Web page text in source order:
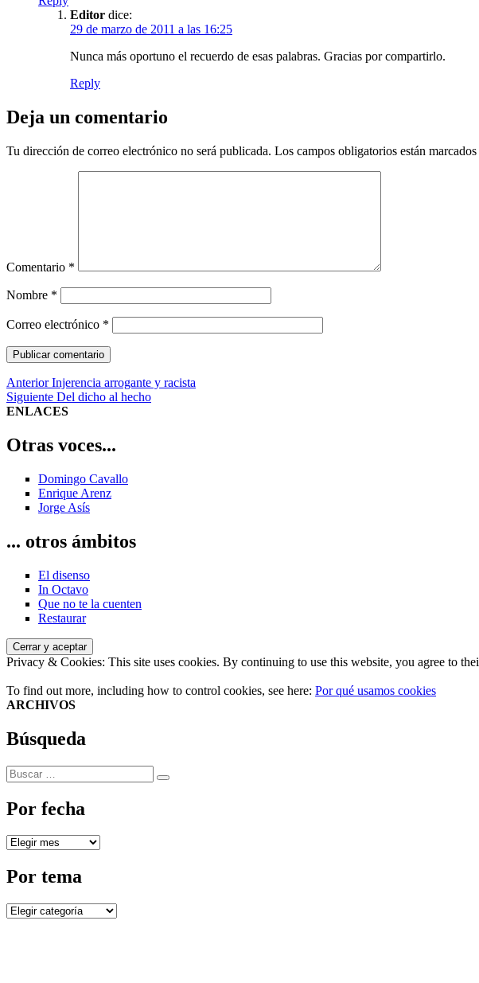
Editor dice:
29 de marzo de 2011 a las 16:25
Nunca más oportuno el recuerdo de esas palabras. Gracias por compartirlo.
Reply
Deja un comentario
Tu dirección de correo electrónico no será publicada. Los campos obligatorios están marcados
Comentario *
Nombre *
Correo electrónico *
Navegación
de
Anterior Entrada
anterior:
Injerencia arrogante y racista
Siguiente Entrada
siguiente:
Del dicho al hecho
ENLACES
Otras voces...
Domingo Cavallo
Enrique Arenz
Jorge Asís
... otros ámbitos
El disenso
In Octavo
Que no te la cuenten
Restaurar
Privacy & Cookies: This site uses cookies. By continuing to use this website, you agree to
To find out more, including how to control cookies, see here: Por qué usamos cookies
ARCHIVOS
Búsqueda
Buscar
por:
Buscar
Por fecha
Por
Por tema
Por